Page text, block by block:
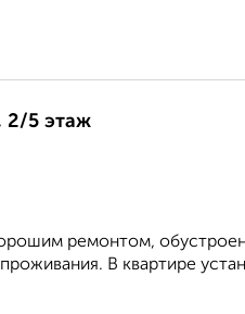
2/5 этаж
ремонтом,
В квартире